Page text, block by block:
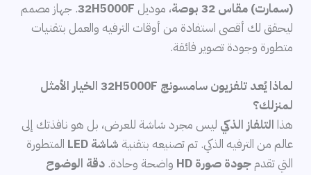
(سمارت) مقاس 32 بوصة
، موديل 32H5000F. جهاز مصمم
ليحقق لك أقصى استفادة من أوقات الترفيه والعمل بتقنيات
متطورة وجودة تصوير فائقة.
لماذا يُعد تلفزيون سامسونج 32H5000F الخيار الأمثل
لمنزلك؟
هذا التلفاز الذكي ليس مجرد شاشة للعرض، بل هو نافذتك إلى
عالم من الترفيه الذكي. تم تصنيعه بتقنية شاشة LED
المتطورة
التي تقدمجودة صورة HD واضحة وحادة.دقة الوضوح